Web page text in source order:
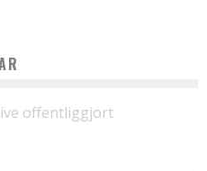
offentliggjort